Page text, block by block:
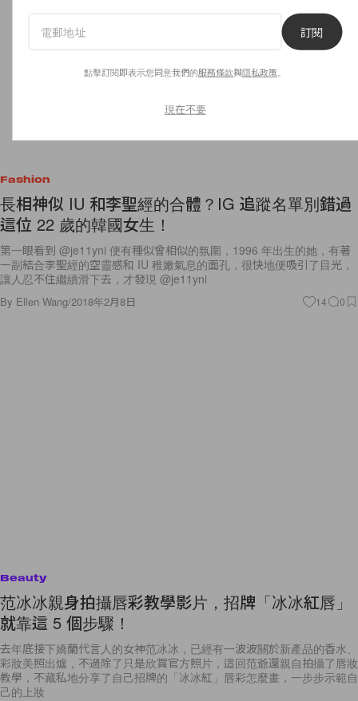
Fashion
長相神似 IU 和李聖經的合體？IG 追蹤名單別錯過
這位 22 歲的韓國女生！
第一眼看到 @je11yni 便有種似曾相似的氛圍，1996 年出生的她，有著
一副結合李聖經的空靈感和 IU 稚嫩氣息的面孔，很快地便吸引了目光，
讓人忍不住繼續滑下去，才發現 @je11yni
By Ellen Wang/2018年2月8日 14 0
Beauty
范冰冰親身拍攝唇彩教學影片，招牌「冰冰紅唇」
就靠這 5 個步驟！
去年底接下嬌蘭代言人的女神范冰冰，已經有一波波關於新產品的香水、
彩妝美照出爐，不過除了只是欣賞官方照片，這回范爺還親自拍攝了唇妝
教學，不藏私地分享了自己招牌的「冰冰紅」唇彩怎麼畫，一步步示範自
己的上妝
訂閱
點擊訂閱即表示您同意我們的服務條款與隱私政策
現在不要